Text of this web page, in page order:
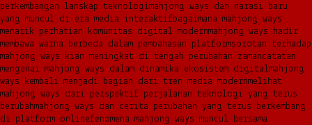
perkembangan lanskap teknologimahjong ways dan narasi baru
yang muncul di era media interaktif bagaimana mahjong ways
menarik perhatian komunitas digital modernmahjong ways hadir
membawa warna berbeda dalam pembahasan platformsorotan terhadap
mahjong ways kian meningkat di tengah perubahan zamancatatan
mengenai mahjong ways dalam dinamika ekosistem digitalmahjong
ways kembali menjadi bagian dari tren media modernmelihat
mahjong ways dari perspektif perjalanan teknologi yang terus
berubahmahjong ways dan cerita perubahan yang terus berkembang
di platform onlinefenomena mahjong ways muncul bersama